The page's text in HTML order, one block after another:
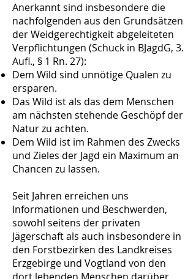
Anerkannt sind insbesondere die
nachfolgenden aus den Grundsätzen
der Weidgerechtigkeit abgeleiteten
Verpflichtungen (Schuck in BJagdG, 3.
Aufl., § 1 Rn. 27):
Dem Wild sind unnötige Qualen zu
ersparen.
Das Wild ist als das dem Menschen
am nächsten stehende Geschöpf der
Natur zu achten.
Dem Wild ist im Rahmen des Zwecks
und Zieles der Jagd ein Maximum an
Chancen zu lassen.
Seit Jahren erreichen uns
Informationen und Beschwerden,
sowohl seitens der privaten
Jägerschaft als auch insbesondere in
den Forstbezirken des Landkreises
Erzgebirge und Vogtland von den